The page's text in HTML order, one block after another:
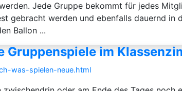
Jede Gruppe bekommt für jedes
gebracht werden und ebenfalls dauernd in
Ballon ...
Gruppenspiele im
was-spielen-neue.html